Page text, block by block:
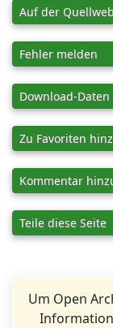
Auf der
Fehler melden
Download-Daten
Zu Favoriten
Kommentar
Teile diese Seite
Um Open